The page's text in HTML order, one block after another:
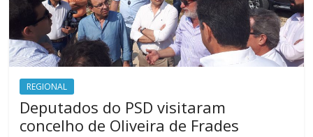
REGIONAL
Deputados do PSD visitaram
concelho de Oliveira de Frades